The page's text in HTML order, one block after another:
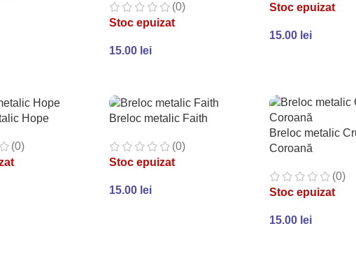
(0)
Stoc epuizat
15.00 lei
Stoc epuizat
15.00 lei
Hope
(0)
Breloc metalic Faith
(0)
Stoc epuizat
15.00 lei
Breloc metalic
Coroană
(0)
Stoc epuizat
15.00 lei